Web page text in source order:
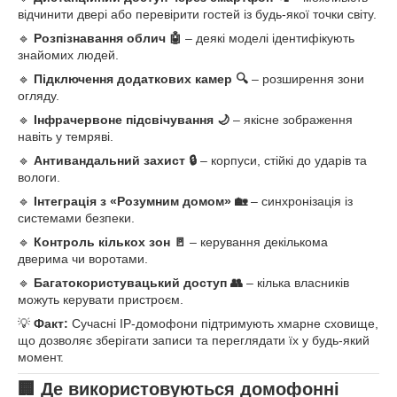
відчинити двері або перевірити гостей із будь-якої точки світу.
🔹 Розпізнавання облич 🤖 – деякі моделі ідентифікують
знайомих людей.
🔹 Підключення додаткових камер 🔍 – розширення зони
огляду.
🔹 Інфрачервоне підсвічування 🌙 – якісне зображення
навіть у темряві.
🔹 Антивандальний захист 🔒 – корпуси, стійкі до ударів та
вологи.
🔹 Інтеграція з «Розумним домом» 🏡– синхронізація із
системами безпеки.
🔹 Контроль кількох зон 🚪 – керування декількома
дверима чи воротами.
🔹 Багатокористувацький доступ 👥 – кілька власників
можуть керувати пристроєм.
💡 Факт: Сучасні IP-домофони підтримують хмарне сховище,
що дозволяє зберігати записи та переглядати їх у будь-який
момент.
🏢 Де використовуються домофонні